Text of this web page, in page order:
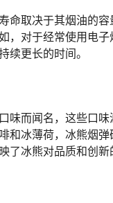
命取决于其烟油的
，对于经常使用电
续更长的时间。
味而闻名，这些口
和冰薄荷，冰熊烟
了冰熊对品质和创新